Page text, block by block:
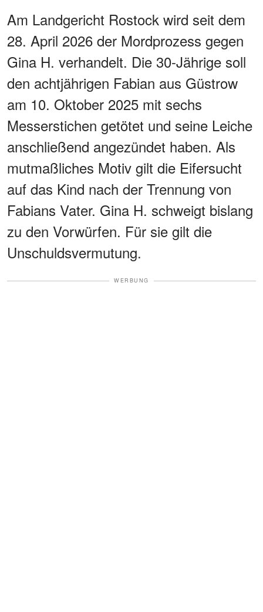
Am Landgericht Rostock wird seit dem
28. April 2026 der Mordprozess gegen
Gina H. verhandelt. Die 30-Jährige soll
den achtjährigen Fabian aus Güstrow
am 10. Oktober 2025 mit sechs
Messerstichen getötet und seine Leiche
anschließend angezündet haben. Als
mutmaßliches Motiv gilt die Eifersucht
auf das Kind nach der Trennung von
Fabians Vater. Gina H. schweigt bislang
zu den Vorwürfen. Für sie gilt die
Unschuldsvermutung.
WERBUNG